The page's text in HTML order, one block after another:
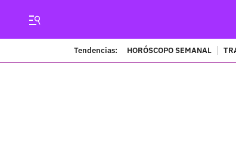
Tendencias: HORÓSCOPO SEMANAL